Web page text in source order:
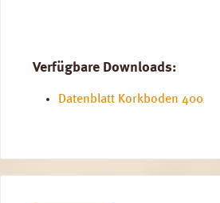
Verfügbare Downloads:
Datenblatt Korkboden 400